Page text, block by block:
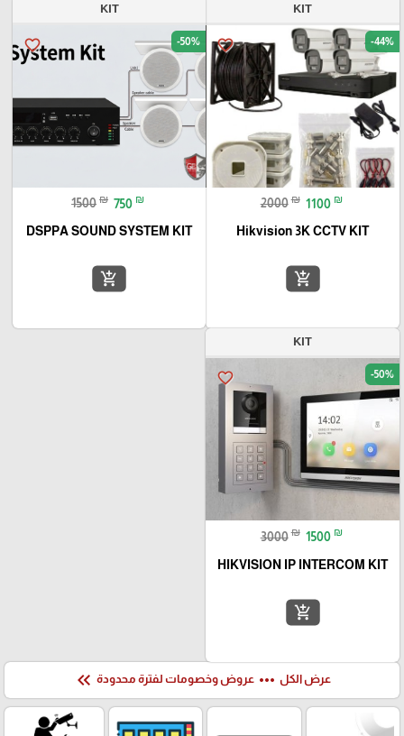
KIT
favorite_border -44%
2000 ₪ 1100 ₪
Hikvision 3K CCTV KIT
add_shopping_cart
KIT
favorite_border -50%
1500 ₪ 750 ₪
DSPPA SOUND SYSTEM KIT
add_shopping_cart
KIT
favorite_border -50%
3000 ₪ 1500 ₪
HIKVISION IP INTERCOM KIT
add_shopping_cart
عرض الكل more_horiz عروض وخصومات لفترة محدودة keyboard_double_arrow_left